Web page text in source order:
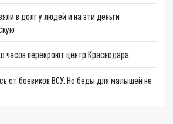
в долг у людей и на эти деньги
часов перекроют центр Краснодара
от боевиков ВСУ. Но беды для малышей не